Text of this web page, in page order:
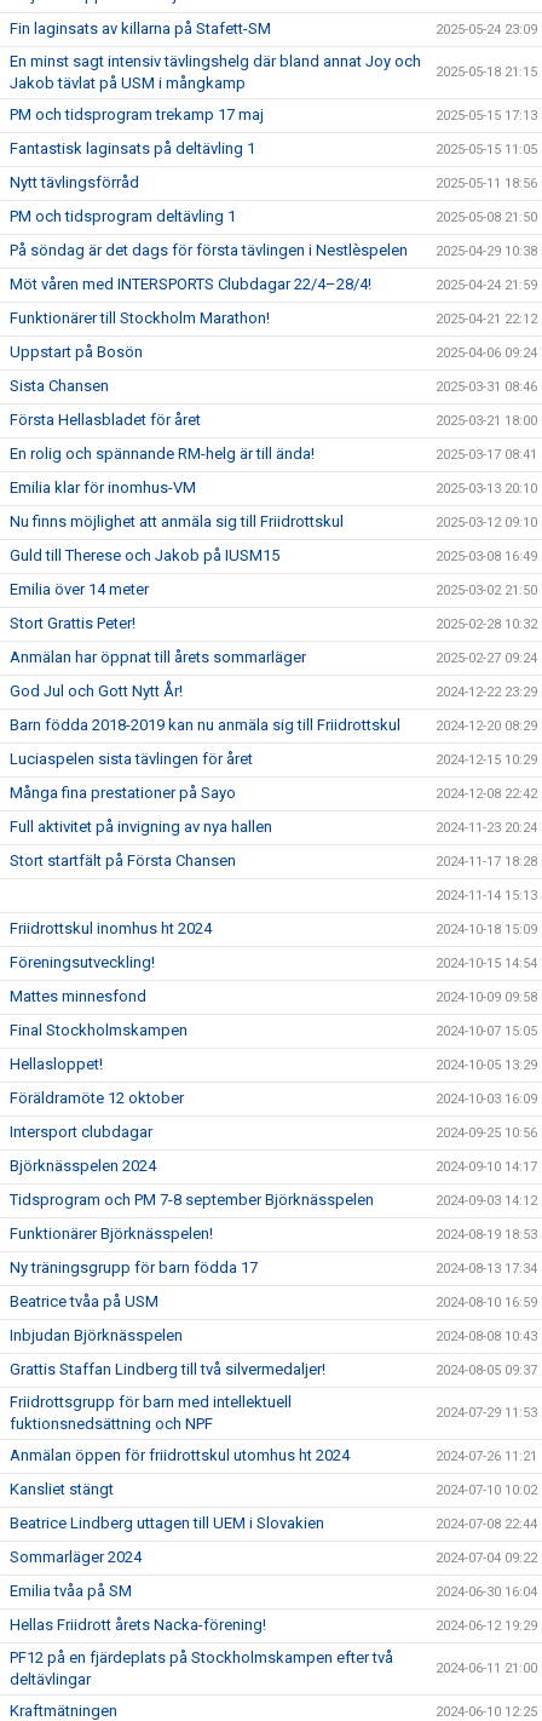
Fin laginsats av killarna på Stafett-SM 2025-05-24 23:09
En minst sagt intensiv tävlingshelg där bland annat Joy och
Jakob tävlat på USM i mångkamp
2025-05-18 21:15
PM och tidsprogram trekamp 17 maj 2025-05-15 17:13
Fantastisk laginsats på deltävling 1 2025-05-15 11:05
Nytt tävlingsförråd 2025-05-11 18:56
PM och tidsprogram deltävling 1 2025-05-08 21:50
På söndag är det dags för första tävlingen i Nestlèspelen 2025-04-29 10:38
Möt våren med INTERSPORTS Clubdagar 22/4–28/4! 2025-04-24 21:59
Funktionärer till Stockholm Marathon! 2025-04-21 22:12
Uppstart på Bosön 2025-04-06 09:24
Sista Chansen 2025-03-31 08:46
Första Hellasbladet för året 2025-03-21 18:00
En rolig och spännande RM-helg är till ända! 2025-03-17 08:41
Emilia klar för inomhus-VM 2025-03-13 20:10
Nu finns möjlighet att anmäla sig till Friidrottskul 2025-03-12 09:10
Guld till Therese och Jakob på IUSM15 2025-03-08 16:49
Emilia över 14 meter 2025-03-02 21:50
Stort Grattis Peter! 2025-02-28 10:32
Anmälan har öppnat till årets sommarläger 2025-02-27 09:24
God Jul och Gott Nytt År! 2024-12-22 23:29
Barn födda 2018-2019 kan nu anmäla sig till Friidrottskul 2024-12-20 08:29
Luciaspelen sista tävlingen för året 2024-12-15 10:29
Många fina prestationer på Sayo 2024-12-08 22:42
Full aktivitet på invigning av nya hallen 2024-11-23 20:24
Stort startfält på Första Chansen 2024-11-17 18:28
2024-11-14 15:13
Friidrottskul inomhus ht 2024 2024-10-18 15:09
Föreningsutveckling! 2024-10-15 14:54
Mattes minnesfond 2024-10-09 09:58
Final Stockholmskampen 2024-10-07 15:05
Hellasloppet! 2024-10-05 13:29
Föräldramöte 12 oktober 2024-10-03 16:09
Intersport clubdagar 2024-09-25 10:56
Björknässpelen 2024 2024-09-10 14:17
Tidsprogram och PM 7-8 september Björknässpelen 2024-09-03 14:12
Funktionärer Björknässpelen! 2024-08-19 18:53
Ny träningsgrupp för barn födda 17 2024-08-13 17:34
Beatrice tvåa på USM 2024-08-10 16:59
Inbjudan Björknässpelen 2024-08-08 10:43
Grattis Staffan Lindberg till två silvermedaljer! 2024-08-05 09:37
Friidrottsgrupp för barn med intellektuell
fuktionsnedsättning och NPF
2024-07-29 11:53
Anmälan öppen för friidrottskul utomhus ht 2024 2024-07-26 11:21
Kansliet stängt 2024-07-10 10:02
Beatrice Lindberg uttagen till UEM i Slovakien 2024-07-08 22:44
Sommarläger 2024 2024-07-04 09:22
Emilia tvåa på SM 2024-06-30 16:04
Hellas Friidrott årets Nacka-förening! 2024-06-12 19:29
PF12 på en fjärdeplats på Stockholmskampen efter två
deltävlingar
2024-06-11 21:00
Kraftmätningen 2024-06-10 12:25